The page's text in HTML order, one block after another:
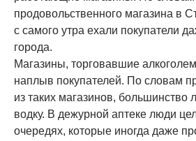
продовольственного магазина в
с самого утра ехали покупатели
города.
Магазины, торговавшие
наплыв покупателей. По словам
из таких магазинов, большинство
водку. В дежурной аптеке люди
очередях, которые иногда даже